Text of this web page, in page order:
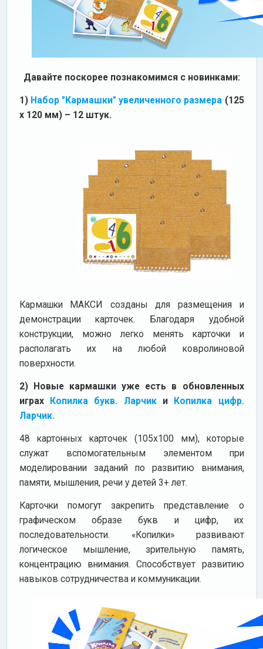
Давайте поскорее познакомимся с новинками:
1) Набор "Кармашки" увеличенного размера (125
х 120 мм) – 12 штук.
Кармашки МАКСИ созданы для размещения и
демонстрации карточек. Благодаря удобной
конструкции, можно легко менять карточки и
располагать их на любой ковролиновой
поверхности.
2) Новые кармашки уже есть в обновленных
играх
Копилка букв. Ларчики
Копилка цифр.
Ларчик.
48 картонных карточек (105х100 мм), которые
служат вспомогательным элементом при
моделировании заданий по развитию внимания,
памяти, мышления, речи у детей 3+ лет.
Карточки помогут закрепить представление о
графическом образе букв и цифр, их
последовательности. «Копилки» развивают
логическое мышление, зрительную память,
концентрацию внимания. Способствует развитию
навыков сотрудничества и коммуникации.